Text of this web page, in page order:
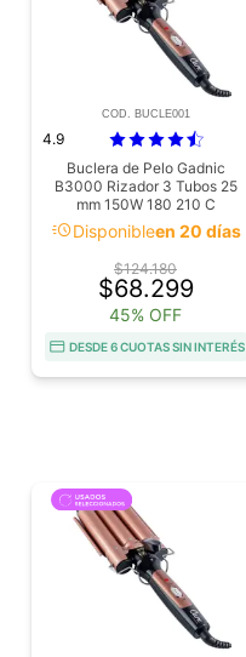
COD. BUCLE001
4.9
Buclera de Pelo Gadnic
B3000 Rizador 3 Tubos 25
mm 150W 180 210 C
acuteDisponibleen 20 días
$124.180
$68.299
45% OFF
DESDE 6 CUOTAS SIN INTERÉS